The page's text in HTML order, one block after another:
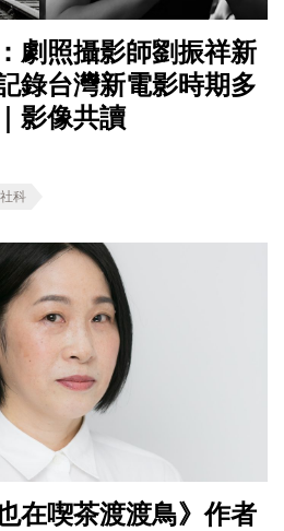
劇照攝影師劉振祥新
錄台灣新電影時期多
影像共讀
科
在喫茶渡渡鳥》作者